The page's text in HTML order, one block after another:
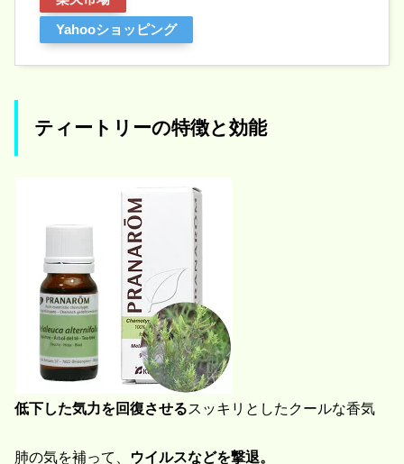
Yahooショッピング
ティートリーの特徴と効能
低下した気力を回復させるスッキリとしたクールな香気
肺の気を補って、 ウイルスなどを撃退。